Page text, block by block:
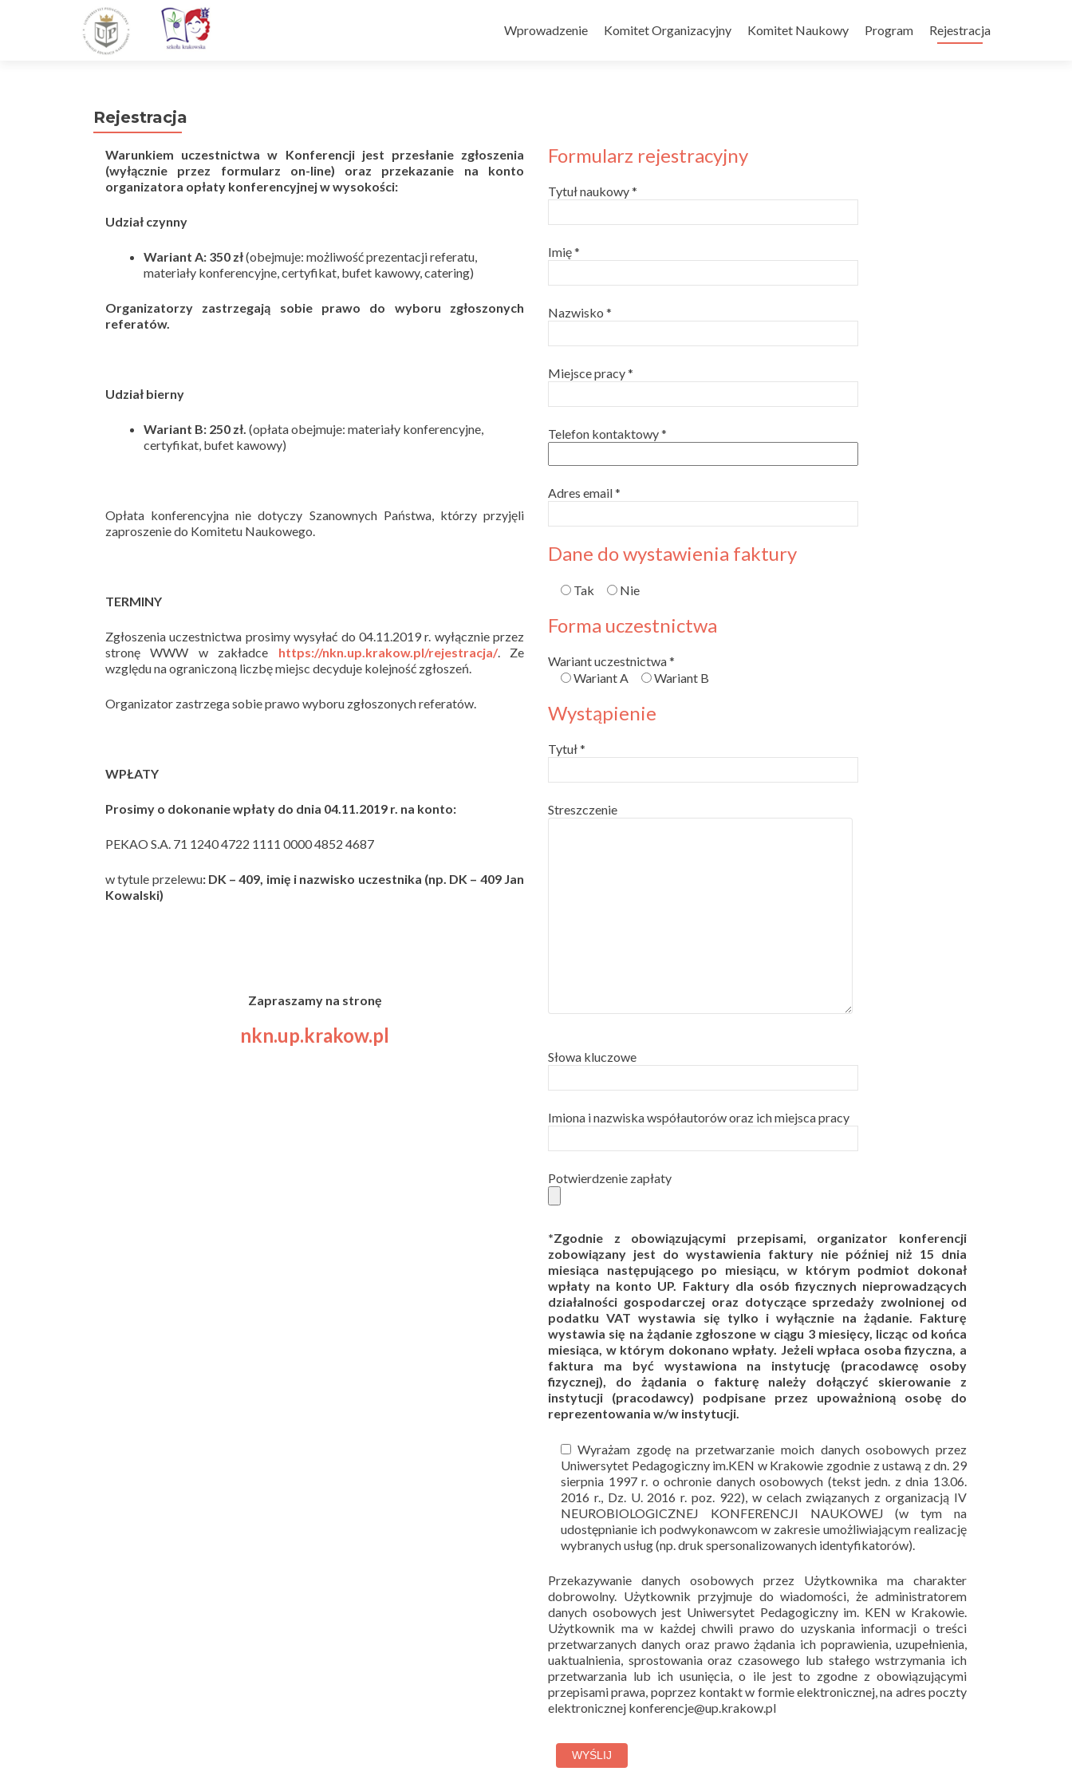
do
Wprowadzenie Komitet Organizacyjny Komitet Naukowy Program Rejestracja
Rejestracja
Warunkiem uczestnictwa w Konferencji jest przesłanie zgłoszenia
(wyłącznie przez formularz on-line) oraz przekazanie na konto
organizatora opłaty konferencyjnej w wysokości:
Udział czynny
Wariant A: 350 zł(obejmuje: możliwość prezentacji referatu,
materiały konferencyjne, certyfikat, bufet kawowy, catering)
Organizatorzy zastrzegają sobie prawo do wyboru zgłoszonych
referatów.
Udział bierny
Wariant B: 250 zł. (opłata obejmuje: materiały konferencyjne,
certyfikat, bufet kawowy)
Opłata konferencyjna nie dotyczy Szanownych Państwa, którzy przyjęli
zaproszenie do Komitetu Naukowego.
TERMINY
Zgłoszenia uczestnictwa prosimy wysyłać do 04.11.2019 r. wyłącznie przez
stronę WWW w zakładce https://nkn.up.krakow.pl/rejestracja/. Ze
względu na ograniczoną liczbę miejsc decyduje kolejność zgłoszeń.
Organizator zastrzega sobie prawo wyboru zgłoszonych referatów.
WPŁATY
Prosimy o dokonanie wpłaty do dnia 04.11.2019 r. na konto:
PEKAO S.A. 71 1240 4722 1111 0000 4852 4687
w tytule przelewu: DK – 409, imię i nazwisko uczestnika (np. DK – 409 Jan
Kowalski)
Zapraszamy na stronę
nkn.up.krakow.pl
Formularz rejestracyjny
Tytuł naukowy *
Imię *
Nazwisko *
Miejsce pracy *
Telefon kontaktowy *
Adres email *
Dane do wystawienia faktury
Tak Nie
Forma uczestnictwa
Wariant uczestnictwa *
Wariant A
Wariant B
Wystąpienie
Tytuł *
Streszczenie
Słowa kluczowe
Imiona i nazwiska współautorów oraz ich miejsca pracy
Potwierdzenie zapłaty
*Zgodnie z obowiązującymi przepisami, organizator konferencji
zobowiązany jest do wystawienia faktury nie później niż 15 dnia
miesiąca następującego po miesiącu, w którym podmiot dokonał
wpłaty na konto UP. Faktury dla osób fizycznych nieprowadzących
działalności gospodarczej oraz dotyczące sprzedaży zwolnionej od
podatku VAT wystawia się tylko i wyłącznie na żądanie. Fakturę
wystawia się na żądanie zgłoszone w ciągu 3 miesięcy, licząc od końca
miesiąca, w którym dokonano wpłaty. Jeżeli wpłaca osoba fizyczna, a
faktura ma być wystawiona na instytucję (pracodawcę osoby
fizycznej), do żądania o fakturę należy dołączyć skierowanie z
instytucji (pracodawcy) podpisane przez upoważnioną osobę do
reprezentowania w/w instytucji.
Wyrażam zgodę na przetwarzanie moich danych osobowych przez
Uniwersytet Pedagogiczny im.KEN w Krakowie zgodnie z ustawą z dn. 29
sierpnia 1997 r. o ochronie danych osobowych (tekst jedn. z dnia 13.06.
2016 r., Dz. U. 2016 r. poz. 922), w celach związanych z organizacją IV
NEUROBIOLOGICZNEJ KONFERENCJI NAUKOWEJ (w tym na
udostępnianie ich podwykonawcom w zakresie umożliwiającym realizację
wybranych usług (np. druk spersonalizowanych identyfikatorów).
Przekazywanie danych osobowych przez Użytkownika ma charakter
dobrowolny. Użytkownik przyjmuje do wiadomości, że administratorem
danych osobowych jest Uniwersytet Pedagogiczny im. KEN w Krakowie.
Użytkownik ma w każdej chwili prawo do uzyskania informacji o treści
przetwarzanych danych oraz prawo żądania ich poprawienia, uzupełnienia,
uaktualnienia, sprostowania oraz czasowego lub stałego wstrzymania ich
przetwarzania lub ich usunięcia, o ile jest to zgodne z obowiązującymi
przepisami prawa, poprzez kontakt w formie elektronicznej, na adres poczty
elektronicznej konferencje@up.krakow.pl